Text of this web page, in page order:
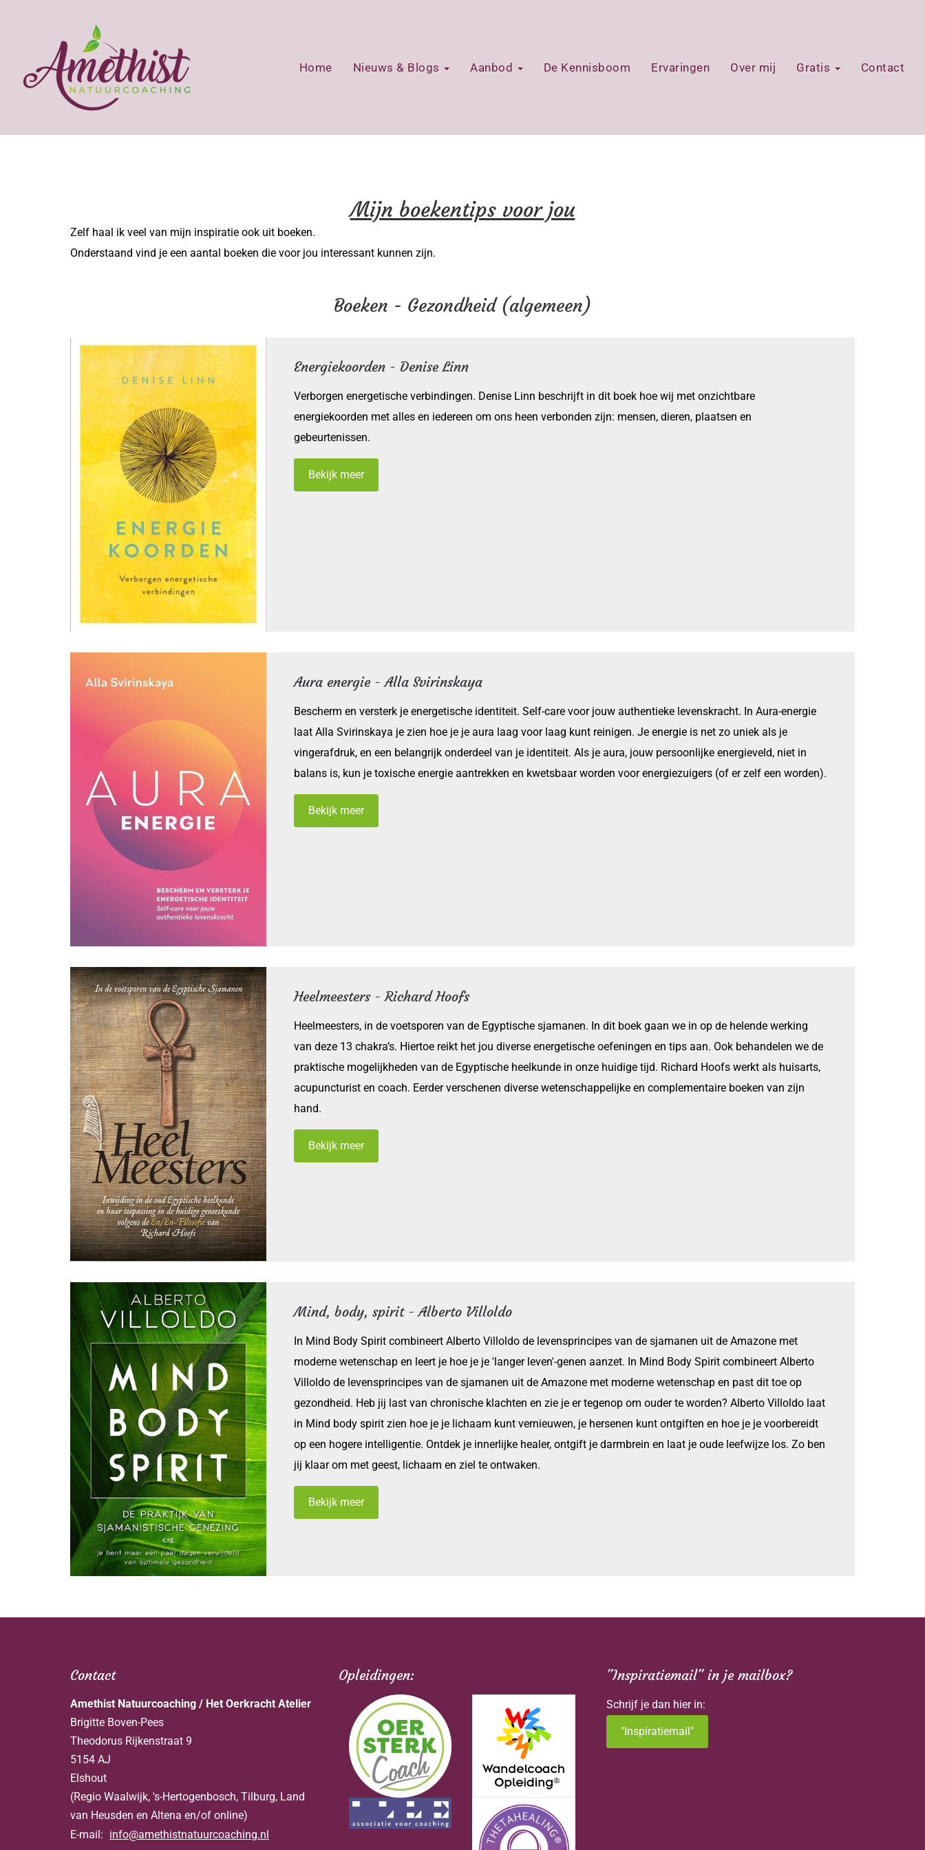
Home Nieuws & Blogs Aanbod De Kennisboom Ervaringen Over mij Gratis Contact
Mijn boekentips voor jou
Zelf haal ik veel van mijn inspiratie ook uit boeken.
Onderstaand vind je een aantal boeken die voor jou interessant kunnen zijn.
Boeken - Gezondheid (algemeen)
Energiekoorden - Denise Linn
Verborgen energetische verbindingen. Denise Linn beschrijft in dit boek hoe wij met onzichtbare
energiekoorden met alles en iedereen om ons heen verbonden zijn: mensen, dieren, plaatsen en
gebeurtenissen.
Bekijk meer
Aura energie - Alla Svirinskaya
Bescherm en versterk je energetische identiteit. Self-care voor jouw authentieke levenskracht. In Aura-energie
laat Alla Svirinskaya je zien hoe je je aura laag voor laag kunt reinigen. Je energie is net zo uniek als je
vingerafdruk, en een belangrijk onderdeel van je identiteit. Als je aura, jouw persoonlijke energieveld, niet in
balans is, kun je toxische energie aantrekken en kwetsbaar worden voor energiezuigers (of er zelf een worden).
Bekijk meer
Heelmeesters - Richard Hoofs
Heelmeesters, in de voetsporen van de Egyptische sjamanen. In dit boek gaan we in op de helende werking
van deze 13 chakra’s. Hiertoe reikt het jou diverse energetische oefeningen en tips aan. Ook behandelen we de
praktische mogelijkheden van de Egyptische heelkunde in onze huidige tijd. Richard Hoofs werkt als huisarts,
acupuncturist en coach. Eerder verschenen diverse wetenschappelijke en complementaire boeken van zijn
hand.
Bekijk meer
Mind, body, spirit - Alberto Villoldo
In Mind Body Spirit combineert Alberto Villoldo de levensprincipes van de sjamanen uit de Amazone met
moderne wetenschap en leert je hoe je je 'langer leven'-genen aanzet. In Mind Body Spirit combineert Alberto
Villoldo de levensprincipes van de sjamanen uit de Amazone met moderne wetenschap en past dit toe op
gezondheid. Heb jij last van chronische klachten en zie je er tegenop om ouder te worden? Alberto Villoldo laat
in Mind body spirit zien hoe je je lichaam kunt vernieuwen, je hersenen kunt ontgiften en hoe je je voorbereidt
op een hogere intelligentie. Ontdek je innerlijke healer, ontgift je darmbrein en laat je oude leefwijze los. Zo ben
jij klaar om met geest, lichaam en ziel te ontwaken.
Bekijk meer
Contact
Amethist Natuurcoaching / Het Oerkracht Atelier
Brigitte Boven-Pees
Theodorus Rijkenstraat 9
5154 AJ
Elshout
(Regio Waalwijk, 's-Hertogenbosch, Tilburg, Land
van Heusden en Altena en/of online)
E-mail: info@amethistnatuurcoaching.nl
Opleidingen: "Inspiratiemail" in je mailbox?
Schrijf je dan hier in:
"Inspiratiemail"